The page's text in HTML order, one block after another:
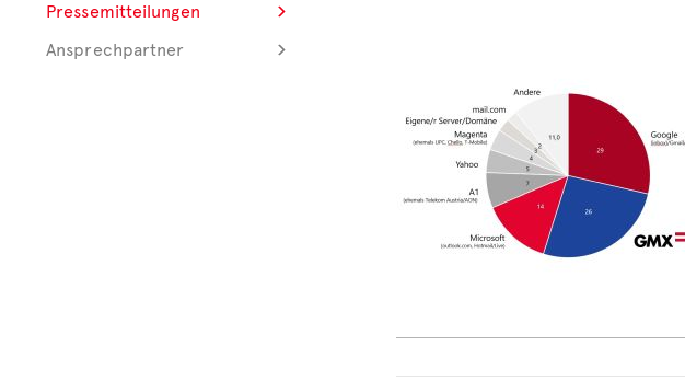
Pressemitteilungen
Ansprechpartner